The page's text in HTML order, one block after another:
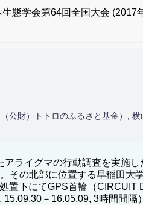
生態学会第64回全国大会 (2017
公財）トトロのふるさと基金）, 横
ライグマの行動調査を実施し
その北部に位置する早稲田大
置下にてGPS首輪（CIRCUIT
－16.05.09, 3時間間隔